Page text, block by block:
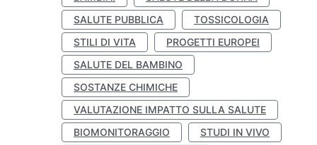
SALUTE PUBBLICA
TOSSICOLOGIA
STILI DI VITA
PROGETTI EUROPEI
SALUTE DEL BAMBINO
SOSTANZE CHIMICHE
VALUTAZIONE IMPATTO SULLA SALUTE
BIOMONITORAGGIO
STUDI IN VIVO